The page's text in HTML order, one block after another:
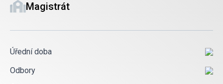
Magistrát
Úřední doba
Odbory